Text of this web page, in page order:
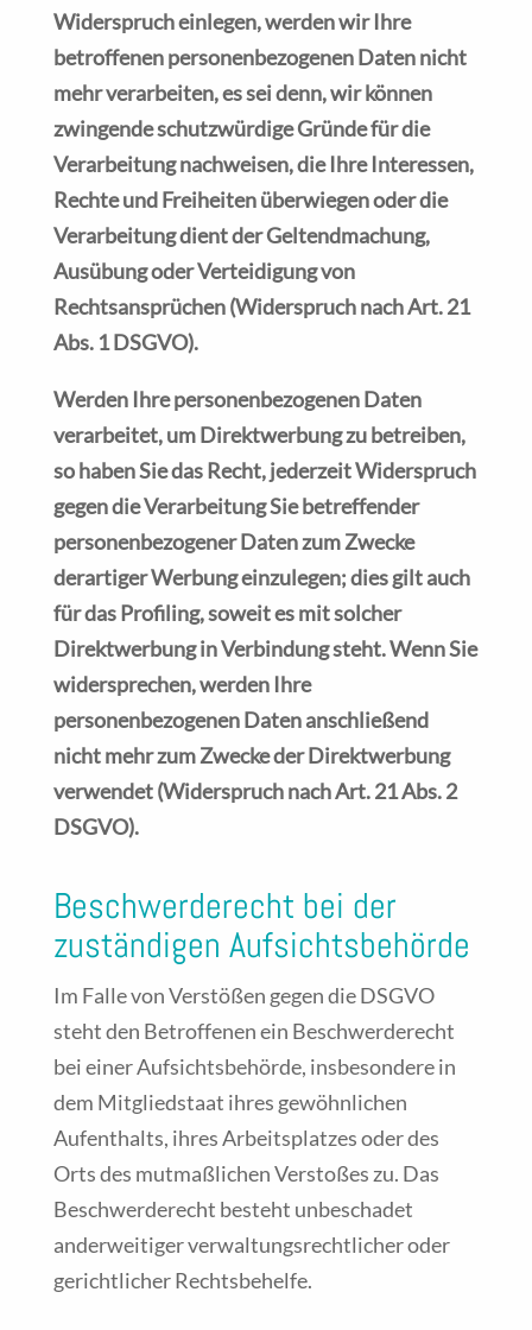
Widerspruch einlegen, werden wir Ihre
betroffenen personenbezogenen Daten nicht
mehr verarbeiten, es sei denn, wir können
zwingende schutzwürdige Gründe für die
Verarbeitung nachweisen, die Ihre Interessen,
Rechte und Freiheiten überwiegen oder die
Verarbeitung dient der Geltendmachung,
Ausübung oder Verteidigung von
Rechtsansprüchen (Widerspruch nach Art. 21
Abs. 1 DSGVO).
Werden Ihre personenbezogenen Daten
verarbeitet, um Direktwerbung zu betreiben,
so haben Sie das Recht, jederzeit Widerspruch
gegen die Verarbeitung Sie betreffender
personenbezogener Daten zum Zwecke
derartiger Werbung einzulegen; dies gilt auch
für das Profiling, soweit es mit solcher
Direktwerbung in Verbindung steht. Wenn Sie
widersprechen, werden Ihre
personenbezogenen Daten anschließend
nicht mehr zum Zwecke der Direktwerbung
verwendet (Widerspruch nach Art. 21 Abs. 2
DSGVO).
Beschwerderecht bei der
zuständigen Aufsichtsbehörde
Im Falle von Verstößen gegen die DSGVO
steht den Betroffenen ein Beschwerderecht
bei einer Aufsichtsbehörde, insbesondere in
dem Mitgliedstaat ihres gewöhnlichen
Aufenthalts, ihres Arbeitsplatzes oder des
Orts des mutmaßlichen Verstoßes zu. Das
Beschwerderecht besteht unbeschadet
anderweitiger verwaltungsrechtlicher oder
gerichtlicher Rechtsbehelfe.